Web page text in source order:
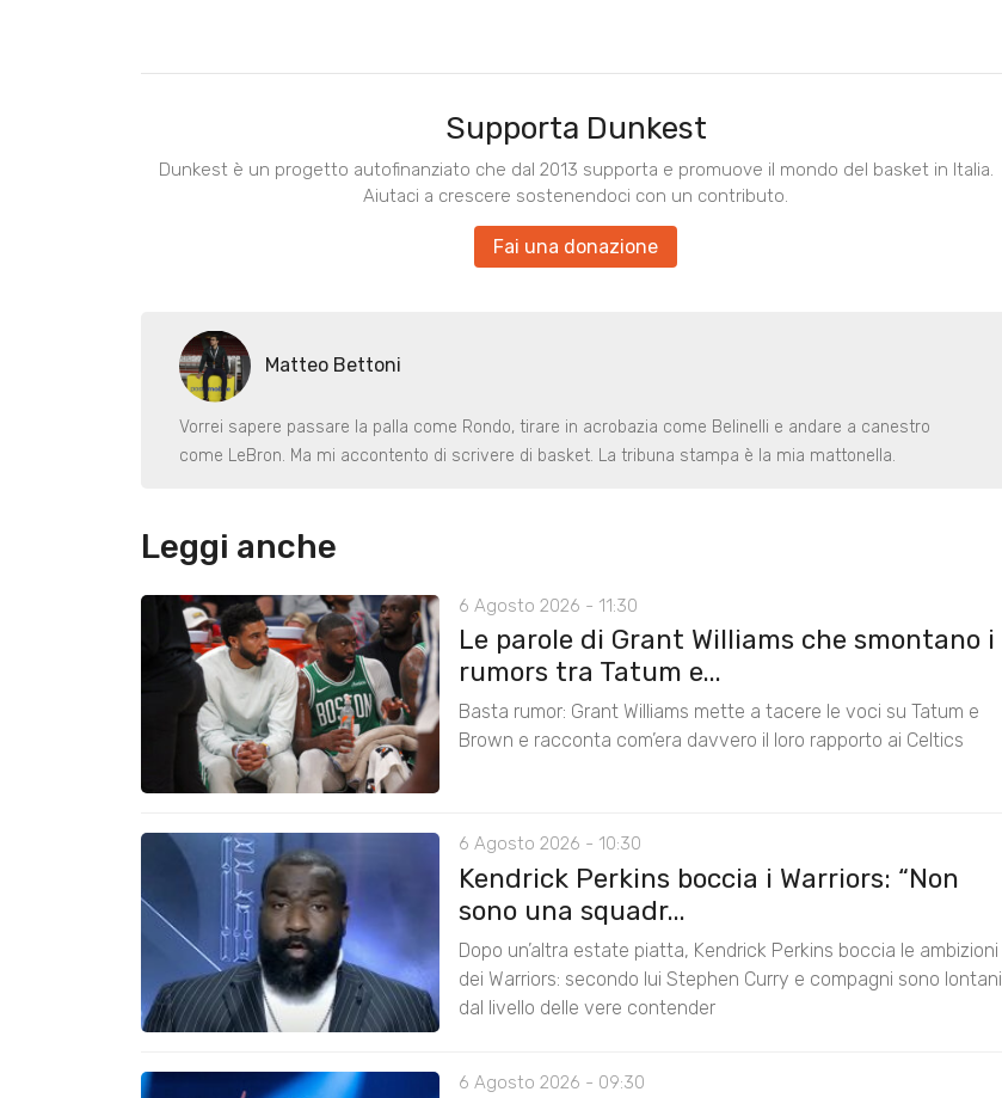
Supporta Dunkest
Dunkest è un progetto autofinanziato che dal 2013 supporta e promuove il mondo del basket in Italia.
Aiutaci a crescere sostenendoci con un contributo.
Fai una donazione
Matteo Bettoni
Vorrei sapere passare la palla come Rondo, tirare in acrobazia come Belinelli e andare a canestro
come LeBron. Ma mi accontento di scrivere di basket. La tribuna stampa è la mia mattonella.
Leggi anche
6 Agosto 2026 - 11:30
Le parole di Grant Williams che smontano i
rumors tra Tatum e...
Basta rumor: Grant Williams mette a tacere le voci su Tatum e
Brown e racconta com’era davvero il loro rapporto ai Celtics
6 Agosto 2026 - 10:30
Kendrick Perkins boccia i Warriors: “Non
sono una squadr...
Dopo un’altra estate piatta, Kendrick Perkins boccia le ambizioni
dei Warriors: secondo lui Stephen Curry e compagni sono lontani
dal livello delle vere contender
6 Agosto 2026 - 09:30